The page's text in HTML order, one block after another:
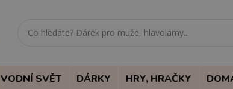
VODNÍ SVĚT DÁRKY HRY, HRAČKY